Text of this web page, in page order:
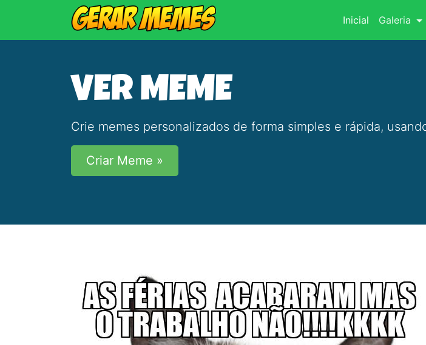
Inicial(current)
Galeria
VER MEME
Crie memes personalizados de forma simples e rápida,
Criar Meme »